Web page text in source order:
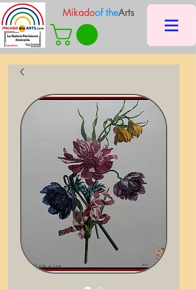
Mikadoof theArts